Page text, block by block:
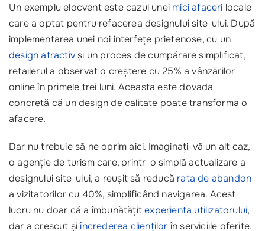
Un exemplu elocvent este cazul unei mici afaceri locale
care a optat pentru refacerea designului site-ului. După
implementarea unei noi interfețe prietenose, cu un
design atractivși un proces de cumpărare simplificat,
retailerul a observat o creștere cu 25% a vânzărilor
online în primele trei luni. Aceasta este dovada
concretă că un design de calitate poate transforma o
afacere.
Dar nu trebuie să ne oprim aici. Imaginați-vă un alt caz,
o agenție de turism care, printr-o simplă actualizare a
designului site-ului, a reușit să reducă rata de abandon
a vizitatorilor cu 40%, simplificând navigarea. Acest
lucru nu doar că a îmbunătățitexperiența utilizatorului,
dar a crescut șiîncrederea cliențilorîn serviciile oferite.